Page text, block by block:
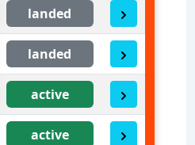
landed
landed
active
active